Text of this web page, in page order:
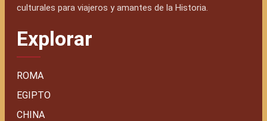
culturales para viajeros y amantes de la Historia.
Explorar
ROMA
EGIPTO
CHINA